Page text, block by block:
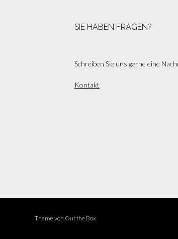
SIE HABEN FRAGEN?
Schreiben Sie uns gerne eine
Kontakt
Theme von Out the Box